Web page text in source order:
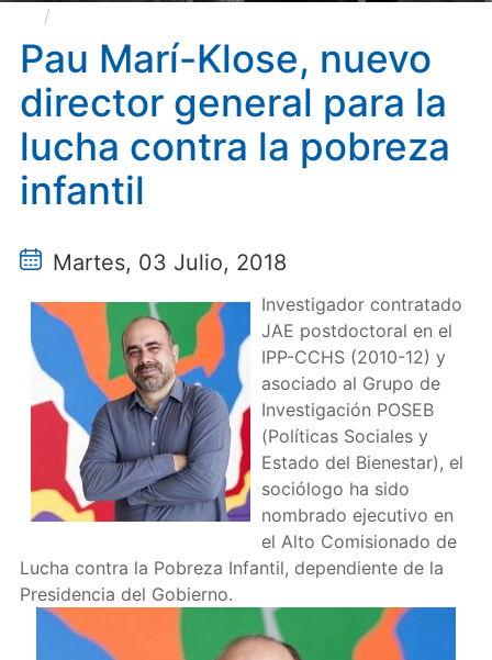
lucha contra la pobreza infantil
Pau Marí-Klose, nuevo
director general para la
lucha contra la pobreza
infantil
Martes, 03 Julio, 2018
Investigador contratado
JAE postdoctoral en el
IPP-CCHS (2010-12) y
asociado al Grupo de
Investigación POSEB
(Políticas Sociales y
Estado del Bienestar), el
sociólogo ha sido
nombrado ejecutivo en
el Alto Comisionado de
Lucha contra la Pobreza Infantil, dependiente de la
Presidencia del Gobierno.